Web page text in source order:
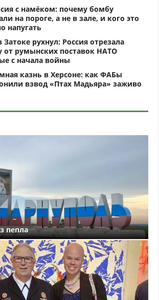
с намёком: почему бомбу
на пороге, а не в зале, и кого это
напугать
Затоке рухнул: Россия отрезала
от румынских поставок НАТО
с начала войны
казнь в Херсоне: как ФАБы
взвод «Птах Мадьяра» заживо
пепла